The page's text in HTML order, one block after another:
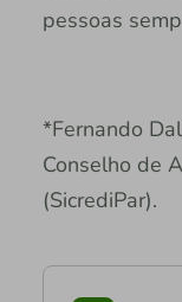
pessoas
*Fernando
Conselho de
(SicrediPar).